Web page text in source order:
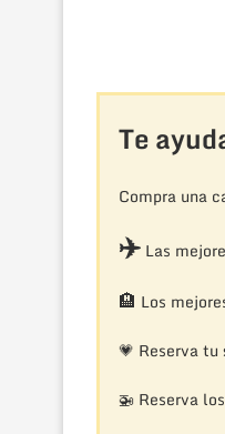
Te
Compra una
✈️Las
🏨 Los
💗 Reserva tu
🚁 Reserva